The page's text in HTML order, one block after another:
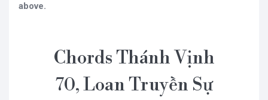
above.
Chords Thánh Vịnh
70, Loan Truyền Sự